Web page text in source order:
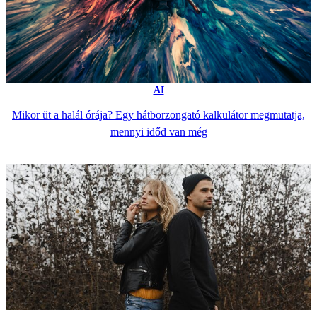
AI
Mikor üt a halál órája? Egy hátborzongató kalkulátor megmutatja,
mennyi időd van még